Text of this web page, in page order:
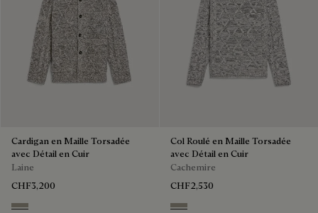
Cardigan en Maille Torsadée
avec Détail en Cuir
Laine
CHF3,200
Ecru & Noir
Col Roulé en Maille Torsadée
avec Détail en Cuir
Cachemire
CHF2,530
Ecru & Noir